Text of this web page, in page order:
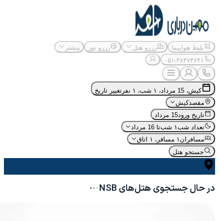
بلیط هواپیما رزرو هتل رزرو تور
بیشتر
۰۵۱-۳۸۴۷۴۶۴۱
کیش، 15 مرداد، ۱ شب، ۱ نفر
تغییر تاریخ
مقصدکیش
تاریخ ورود15 مرداد
تعداد شب۱ شب
تا 16 مرداد
مسافران ۱ مسافر، ۱ اتاق
جستجو هتل
در حال جستجوی هتل‌هایNSB
·
·
·